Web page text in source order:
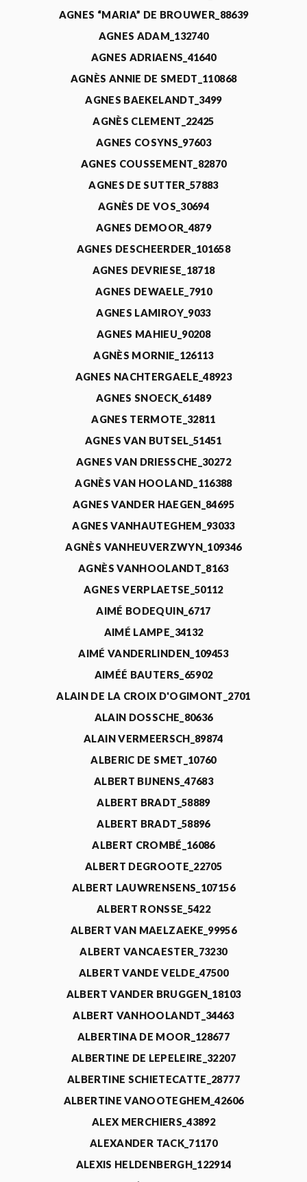
AGNES “MARIA” DE BROUWER_88639
AGNES ADAM_132740
AGNES ADRIAENS_41640
AGNÈS ANNIE DE SMEDT_110868
AGNES BAEKELANDT_3499
AGNÈS CLEMENT_22425
AGNES COSYNS_97603
AGNES COUSSEMENT_82870
AGNES DE SUTTER_57883
AGNÈS DE VOS_30694
AGNES DEMOOR_4879
AGNES DESCHEERDER_101658
AGNES DEVRIESE_18718
AGNES DEWAELE_7910
AGNES LAMIROY_9033
AGNES MAHIEU_90208
AGNÈS MORNIE_126113
AGNES NACHTERGAELE_48923
AGNES SNOECK_61489
AGNES TERMOTE_32811
AGNES VAN BUTSEL_51451
AGNES VAN DRIESSCHE_30272
AGNÈS VAN HOOLAND_116388
AGNES VANDER HAEGEN_84695
AGNES VANHAUTEGHEM_93033
AGNÈS VANHEUVERZWYN_109346
AGNÈS VANHOOLANDT_8163
AGNES VERPLAETSE_50112
AIMÉ BODEQUIN_6717
AIMÉ LAMPE_34132
AIMÉ VANDERLINDEN_109453
AIMÉÉ BAUTERS_65902
ALAIN DE LA CROIX D'OGIMONT_2701
ALAIN DOSSCHE_80636
ALAIN VERMEERSCH_89874
ALBERIC DE SMET_10760
ALBERT BIJNENS_47683
ALBERT BRADT_58889
ALBERT BRADT_58896
ALBERT CROMBÉ_16086
ALBERT DEGROOTE_22705
ALBERT LAUWRENSENS_107156
ALBERT RONSSE_5422
ALBERT VAN MAELZAEKE_99956
ALBERT VANCAESTER_73230
ALBERT VANDE VELDE_47500
ALBERT VANDER BRUGGEN_18103
ALBERT VANHOOLANDT_34463
ALBERTINA DE MOOR_128677
ALBERTINE DE LEPELEIRE_32207
ALBERTINE SCHIETECATTE_28777
ALBERTINE VANOOTEGHEM_42606
ALEX MERCHIERS_43892
ALEXANDER TACK_71170
ALEXIS HELDENBERGH_122914